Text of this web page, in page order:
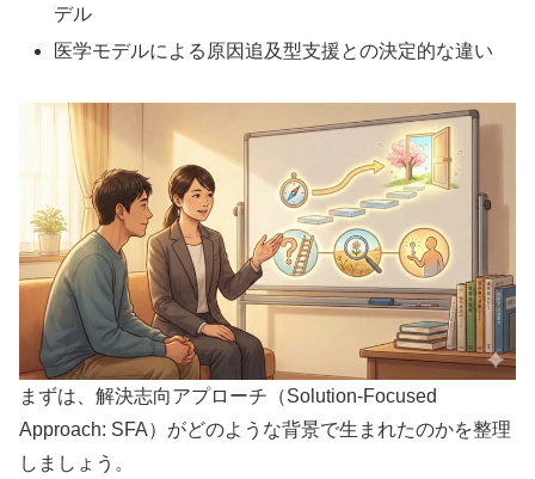
デル
医学モデルによる原因追及型支援との決定的な違い
まずは、解決志向アプローチ（Solution-Focused
Approach: SFA）がどのような背景で生まれたのかを整理
しましょう。